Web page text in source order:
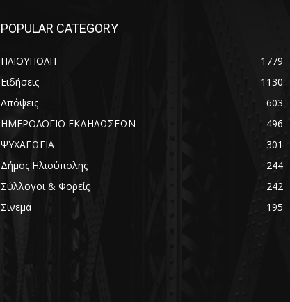
POPULAR CATEGORY
ΗΛΙΟΥΠΟΛΗ
1779
Ειδήσεις
1130
Απόψεις
603
ΗΜΕΡΟΛΟΓΙΟ ΕΚΔΗΛΩΣΕΩΝ
496
ΨΥΧΑΓΩΓΙΑ
301
Δήμος Ηλιούπολης
244
Σύλλογοι & Φορείς
242
Σινεμά
195